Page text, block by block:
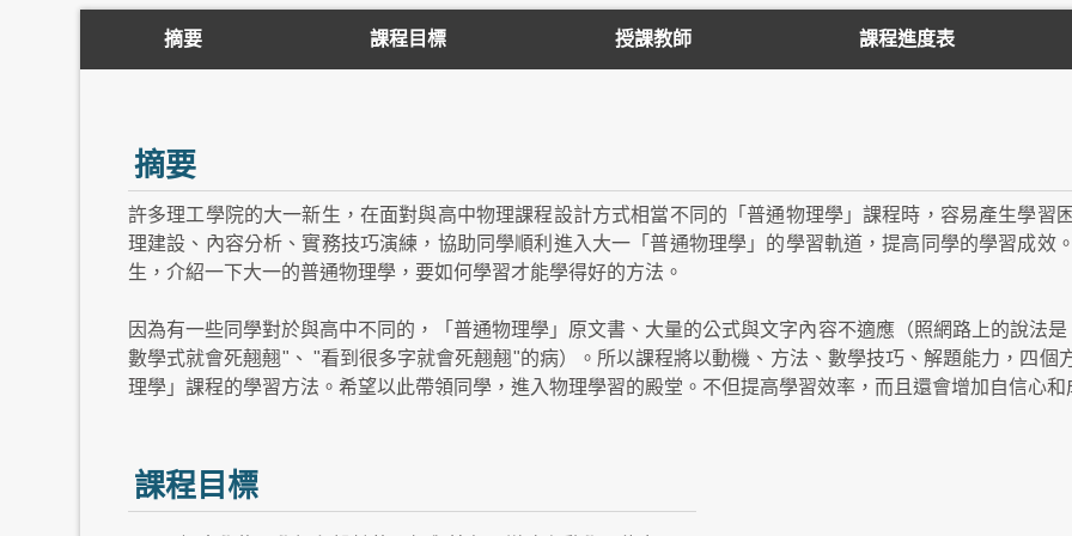
摘要 課程目標 授課教師 課程進度表
摘要
許多理工學院的大一新生，在面對與高中物理課程設計方式相當不同的「普通物理學」課程時，容易產生學習
理建設、內容分析、實務技巧演練，協助同學順利進入大一「普通物理學」的學習軌道，提高同學的學習成效
生，介紹一下大一的普通物理學，要如何學習才能學得好的方法。
因為有一些同學對於與高中不同的，「普通物理學」原文書、大量的公式與文字內容不適應（照網路上的說法
數學式就會死翹翹"、 "看到很多字就會死翹翹"的病）。所以課程將以動機、方法、數學技巧、解題能力，四個
理學」課程的學習方法。希望以此帶領同學，進入物理學習的殿堂。不但提高學習效率，而且還會增加自信心和
課程目標